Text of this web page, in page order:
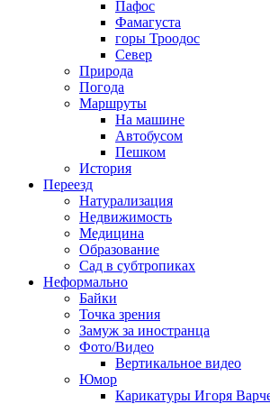
Пафос
Фамагуста
горы Троодос
Север
Природа
Погода
Маршруты
На машине
Автобусом
Пешком
История
Переезд
Натурализация
Недвижимость
Медицина
Образование
Сад в субтропиках
Неформально
Байки
Точка зрения
Замуж за иностранца
Фото/Видео
Вертикальное видео
Юмор
Карикатуры Игоря